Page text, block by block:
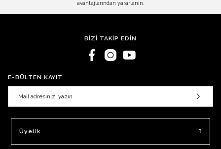
avantajlarından yararlanın.
BİZİ TAKİP EDİN
E-BÜLTEN KAYIT
Üyelik